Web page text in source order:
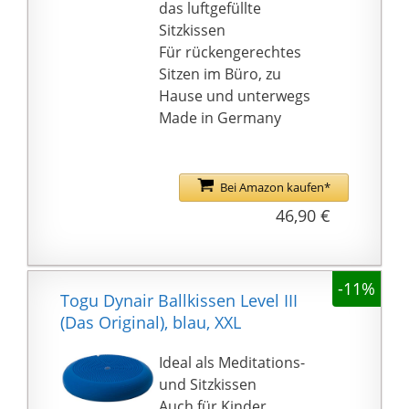
Balance Pads für
Übungen bei Übungen
wie dem Stehen auf der
Wobble Disc, und es
kann Ihre
Rumpfmuskulatur
Gleichgewicht, Ihre
Koordination und
Flexibilität verbessern.
Griff kann das Risiko
Knieverletzungen
während des Trainings
★【Wackelkissen
einfach zu bedienen】:
das luftgefüllte
Sitzkissen
Für rückengerechtes
Sitzen im Büro, zu
Hause und unterwegs
Made in Germany
Bei Amazon kaufen*
46,90 €
-11%
Togu Dynair Ballkissen Level III
(Das Original), blau, XXL
Ideal als Meditations-
und Sitzkissen